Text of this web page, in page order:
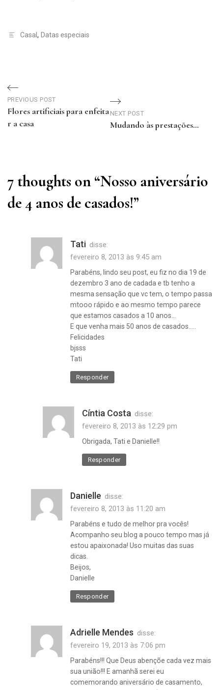
Casal , Datas especiais
Navegação
de
Post
PREVIOUS POST
Flores artificiais para enfeita
r a casa
NEXT POST
Mudando às prestações…
7 thoughts on “Nosso aniversário
de 4 anos de casados!”
Tati disse:
fevereiro 8, 2013 às 9:45 am
Parabéns, lindo seu post, eu fiz no dia 19 de
dezembro 3 ano de cadada e tb tenho a
mesma sensação que vc tem, o tempo passa
mtooo rápido e ao mesmo tempo parece
que estamos casados a 10 anos…
E que venha mais 50 anos de casados…..
Felicidades
bjsss
Tati
Responder
Cíntia Costa disse:
fevereiro 8, 2013 às 12:29 pm
Obrigada, Tati e Danielle!!
Responder
Danielle disse:
fevereiro 8, 2013 às 11:20 am
Parabéns e tudo de melhor pra vocês!
Acompanho seu blog a pouco tempo mas já
estou apaixonada! Uso muitas das suas
dicas.
Beijos,
Danielle
Responder
Adrielle Mendes disse:
fevereiro 19, 2013 às 7:06 pm
Parabéns!!! Que Deus abençõe cada vez mais
sua união!!! E amanhã serei eu
comemorando aniversário de casamento,